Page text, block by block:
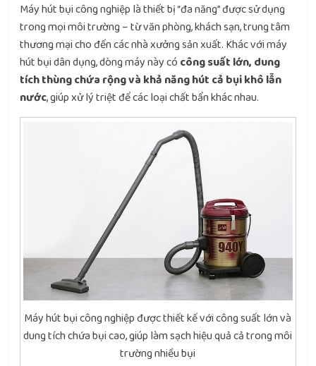
Máy hút bụi công nghiệp là thiết bị “đa năng” được sử dụng
trong mọi môi trường – từ văn phòng, khách sạn, trung tâm
thương mại cho đến các nhà xưởng sản xuất. Khác với máy
hút bụi dân dụng, dòng máy này có công suất lớn, dung
tích thùng chứa rộng và khả năng hút cả bụi khô lẫn
nước, giúp xử lý triệt để các loại chất bẩn khác nhau.
Máy hút bụi công nghiệp được thiết kế với công suất lớn và
dung tích chứa bụi cao, giúp làm sạch hiệu quả cả trong môi
trường nhiều bụi